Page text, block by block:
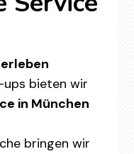
ups bieten wir
in München
bringen wir